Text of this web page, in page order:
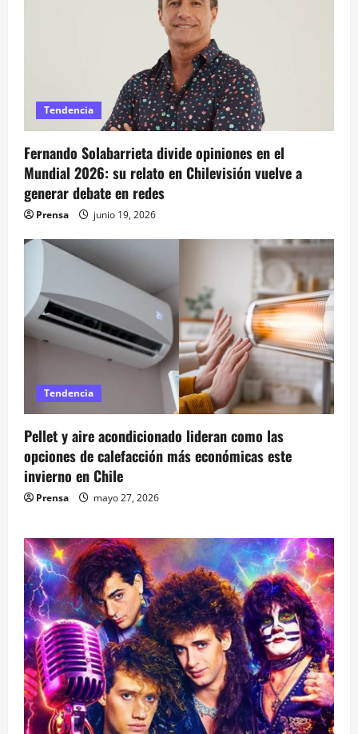
Tendencia
Fernando Solabarrieta divide opiniones en el
Mundial 2026: su relato en Chilevisión vuelve a
generar debate en redes
Prensa junio 19, 2026
Tendencia
Pellet y aire acondicionado lideran como las
opciones de calefacción más económicas este
invierno en Chile
Prensa mayo 27, 2026